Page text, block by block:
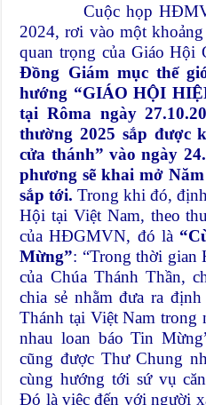
Cuộc họp
2024, rơi vào một
quan trọng của Giáo Hội
Đồng Giám mục thế
hướng “GIÁO HỘI
tại Rôma ngày
thường 2025 sắp được
cửa thánh” vào ngày
phương sẽ khai mở
sắp tới.Trong khi đó,
Hội tại Việt Nam, theo
của HĐGMVN, đó là
Mừng”: “Trong thời gian
của Chúa Thánh Thần,
chia sẻ nhằm đưa ra
Thánh tại Việt Nam trong
nhau loan báo Tin
cũng được Thư Chung
cùng hướng tới sứ vụ
Đó là việc đến với người